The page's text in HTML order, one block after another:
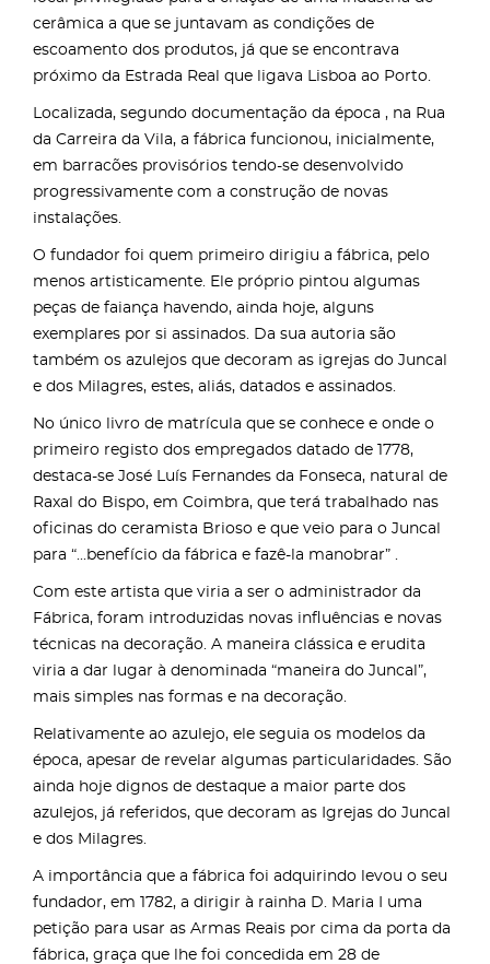
cerâmica a que se juntavam as condições de
escoamento dos produtos, já que se encontrava
próximo da Estrada Real que ligava Lisboa ao Porto.
Localizada, segundo documentação da época , na Rua
da Carreira da Vila, a fábrica funcionou, inicialmente,
em barracões provisórios tendo-se desenvolvido
progressivamente com a construção de novas
instalações.
O fundador foi quem primeiro dirigiu a fábrica, pelo
menos artisticamente. Ele próprio pintou algumas
peças de faiança havendo, ainda hoje, alguns
exemplares por si assinados. Da sua autoria são
também os azulejos que decoram as igrejas do Juncal
e dos Milagres, estes, aliás, datados e assinados.
No único livro de matrícula que se conhece e onde o
primeiro registo dos empregados datado de 1778,
destaca-se José Luís Fernandes da Fonseca, natural de
Raxal do Bispo, em Coimbra, que terá trabalhado nas
oficinas do ceramista Brioso e que veio para o Juncal
para “...benefício da fábrica e fazê-la manobrar” .
Com este artista que viria a ser o administrador da
Fábrica, foram introduzidas novas influências e novas
técnicas na decoração. A maneira clássica e erudita
viria a dar lugar à denominada “maneira do Juncal”,
mais simples nas formas e na decoração.
Relativamente ao azulejo, ele seguia os modelos da
época, apesar de revelar algumas particularidades. São
ainda hoje dignos de destaque a maior parte dos
azulejos, já referidos, que decoram as Igrejas do Juncal
e dos Milagres.
A importância que a fábrica foi adquirindo levou o seu
fundador, em 1782, a dirigir à rainha D. Maria I uma
petição para usar as Armas Reais por cima da porta da
fábrica, graça que lhe foi concedida em 28 de